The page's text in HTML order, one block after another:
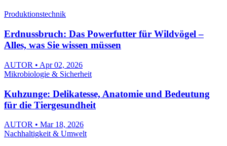
Produktionstechnik
Erdnussbruch: Das Powerfutter für Wildvögel –
Alles, was Sie wissen müssen
AUTOR • Apr 02, 2026
Mikrobiologie & Sicherheit
Kuhzunge: Delikatesse, Anatomie und Bedeutung
für die Tiergesundheit
AUTOR • Mar 18, 2026
Nachhaltigkeit & Umwelt